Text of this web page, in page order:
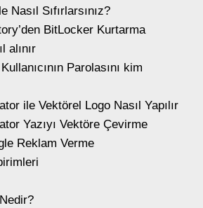
Nasıl Sıfırlarsınız?
BitLocker Kurtarma
alınır
Parolasını kim
ile Vektörel Logo Nasıl Yapılır
Yazıyı Vektöre Çevirme
Reklam Verme